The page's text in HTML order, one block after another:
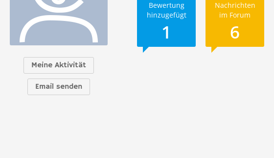
Meine Aktivität
Email senden
Bewertung
hinzugefügt
1
Nachrichten
im Forum
6